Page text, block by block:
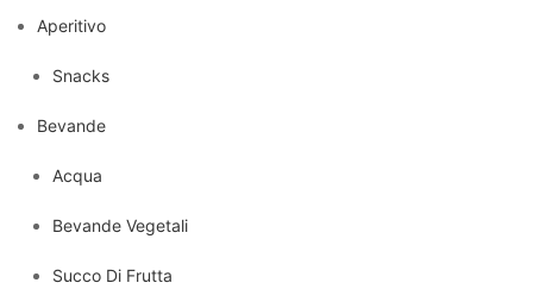
Aperitivo
Snacks
Bevande
Acqua
Bevande Vegetali
Succo Di Frutta